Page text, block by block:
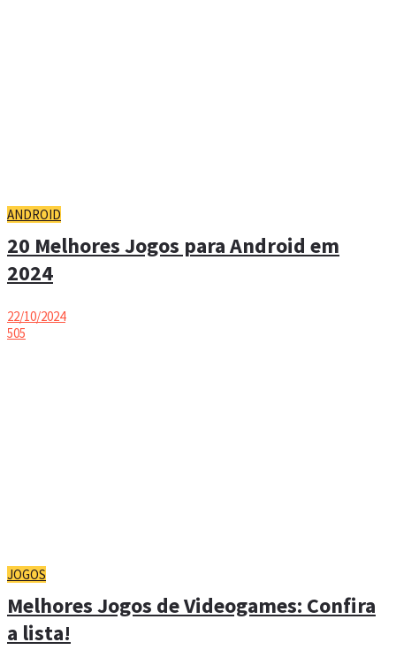
ANDROID
20 Melhores Jogos para Android em
2024
22/10/2024
505
JOGOS
Melhores Jogos de Videogames: Confira
a lista!